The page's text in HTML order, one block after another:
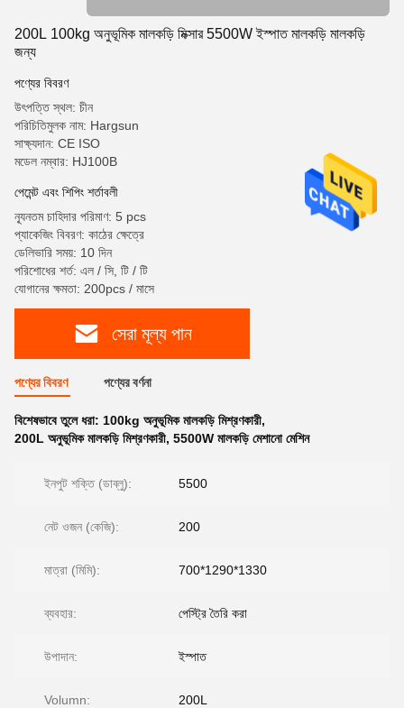
200L 100kg অনুভূমিক মালকড়ি মিক্সার 5500W ইস্পাত মালকড়ি মালকড়ি
জন্য
পণ্যের বিবরণ
উৎপত্তি স্থল: চীন
পরিচিতিমুলক নাম: Hargsun
সাক্ষ্যদান: CE ISO
মডেল নম্বার: HJ100B
পেমেন্ট এবং শিপিং শর্তাবলী
ন্যূনতম চাহিদার পরিমাণ: 5 pcs
প্যাকেজিং বিবরণ: কাঠের ক্ষেত্রে
ডেলিভারি সময়: 10 দিন
পরিশোধের শর্ত: এল / সি, টি / টি
যোগানের ক্ষমতা: 200pcs / মাসে
সেরা মূল্য পান
পণ্যের বিবরণ পণ্যের বর্ণনা
বিশেষভাবে তুলে ধরা: 100kg অনুভূমিক মালকড়ি মিশ্রণকারী,
200L অনুভূমিক মালকড়ি মিশ্রণকারী, 5500W মালকড়ি মেশানো মেশিন
ইনপুট শক্তি (ডাব্লু): 5500
নেট ওজন (কেজি): 200
মাত্রা (মিমি): 700*1290*1330
ব্যবহার: পেস্ট্রি তৈরি করা
উপাদান: ইস্পাত
Volumn: 200L